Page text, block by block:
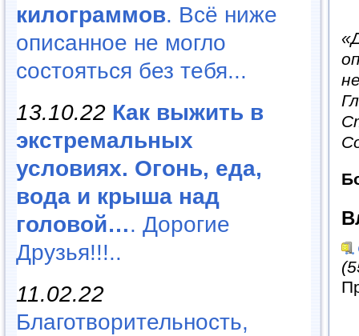
килограммов. Всё ниже
описанное не могло
состояться без тебя...
13.10.22 Как выжить в
экстремальных
условиях. Огонь, еда,
вода и крыша над
головой…. Дорогие
Друзья!!!..
11.02.22
Благотворительность,